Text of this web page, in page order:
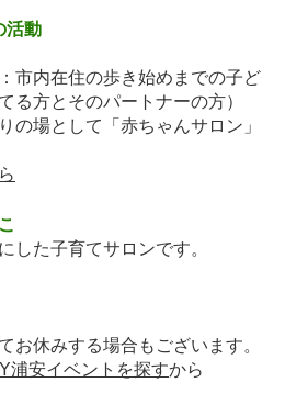
活動
：市内在住の歩き始めまでの子ど
る方とそのパートナーの方）
の場として「赤ちゃんサロン」
した子育てサロンです。
お休みする場合もございます。
浦安イベントを探すから